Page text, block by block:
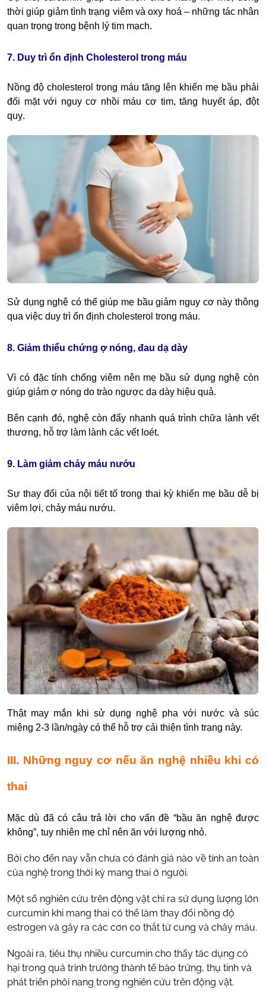
thời giúp giảm tình trạng viêm và oxy hoá – những tác nhân
quan trọng trong bệnh lý tim mạch.
7. Duy trì ổn định Cholesterol trong máu
Nồng độ cholesterol trong máu tăng lên khiến mẹ bầu phải
đối mặt với nguy cơ nhồi máu cơ tim, tăng huyết áp, đột
quỵ.
Sử dụng nghệ có thể giúp mẹ bầu giảm nguy cơ này thông
qua việc duy trì ổn định cholesterol trong máu.
8. Giảm thiểu chứng ợ nóng, đau dạ dày
Vì có đặc tính chống viêm nên mẹ bầu sử dụng nghệ còn
giúp giảm ợ nóng do trào ngược dạ dày hiệu quả.
Bên cạnh đó, nghệ còn đẩy nhanh quá trình chữa lành vết
thương, hỗ trợ làm lành các vết loét.
9. Làm giảm chảy máu nướu
Sự thay đổi của nội tiết tố trong thai kỳ khiến mẹ bầu dễ bị
viêm lợi, chảy máu nướu.
Thật may mắn khi sử dụng nghệ pha với nước và súc
miệng 2-3 lần/ngày có thể hỗ trợ cải thiện tình trạng này.
III. Những nguy cơ nếu ăn nghệ nhiều khi có
thai
Mặc dù đã có câu trả lời cho vấn đề “bầu ăn nghệ được
không”, tuy nhiên mẹ chỉ nên ăn với lượng nhỏ.
Bởi cho đến nay vẫn chưa có đánh giá nào về tính an toàn
của nghệ trong thời kỳ mang thai ở người.
Một số nghiên cứu trên động vật chỉ ra sử dụng lượng lớn
curcumin khi mang thai có thể làm thay đổi nồng độ
estrogen và gây ra các cơn co thắt tử cung và chảy máu.
Ngoài ra, tiêu thụ nhiều curcumin cho thấy tác dụng có
hại trong quá trình trưởng thành tế bào trứng, thụ tinh và
phát triển phôi nang trong nghiên cứu trên động vật.